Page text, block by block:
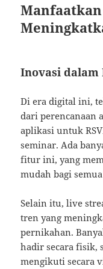
Inovasi dalam
Di era digital ini,
dari perencanaan
aplikasi untuk
seminar. Ada
fitur ini, yang
mudah bagi
Selain itu, live
tren yang
pernikahan.
hadir secara fisik,
mengikuti secara